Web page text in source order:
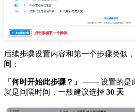
后续步骤设置内容和第一个步骤类似，
间 ：
「何时开始此步骤？」
—— 设置的是
就是间隔时间，一般建议选择 30 天